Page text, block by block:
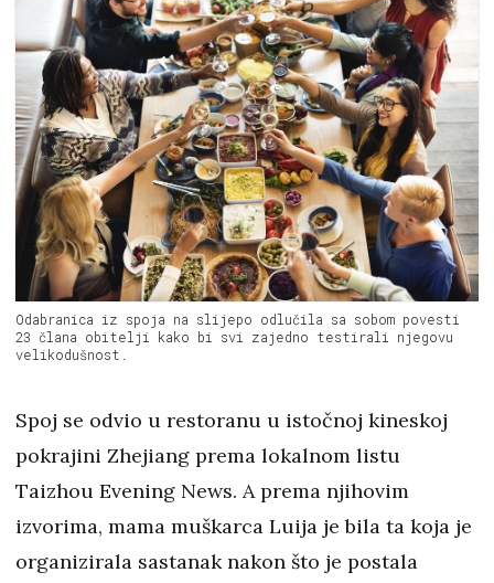
Odabranica iz spoja na slijepo odlučila sa sobom povesti
23 člana obitelji kako bi svi zajedno testirali njegovu
velikodušnost.
Spoj se odvio u restoranu u istočnoj kineskoj
pokrajini Zhejiang prema lokalnom listu
Taizhou Evening News. A prema njihovim
izvorima, mama muškarca Luija je bila ta koja je
organizirala sastanak nakon što je postala